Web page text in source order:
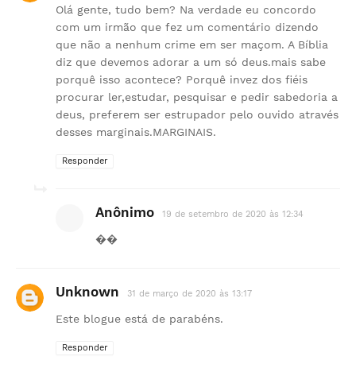
Olá gente, tudo bem? Na verdade eu concordo
com um irmão que fez um comentário dizendo
que não a nenhum crime em ser maçom. A Bíblia
diz que devemos adorar a um só deus.mais sabe
porquê isso acontece? Porquê invez dos fiéis
procurar ler,estudar, pesquisar e pedir sabedoria a
deus, preferem ser estrupador pelo ouvido através
desses marginais.MARGINAIS.
Responder
Anônimo 19 de setembro de 2020 às 12:34
��
Unknown 31 de março de 2020 às 13:17
Este blogue está de parabéns.
Responder